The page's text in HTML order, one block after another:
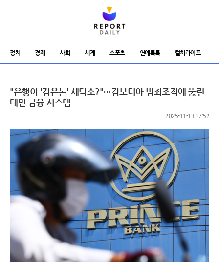
정치 경제 사회 세계 스포츠 연예톡톡 컬쳐라이프
"은행이 '검은돈' 세탁소?"…캄보디아 범죄조직에 뚫린
대만 금융 시스템
2025-11-13 17:52